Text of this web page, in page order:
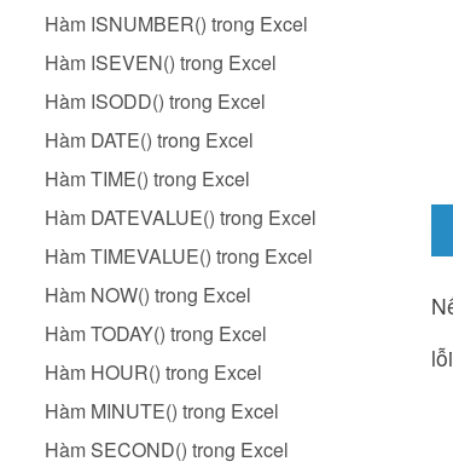
Hàm ISNUMBER() trong Excel
Hàm ISEVEN() trong Excel
Hàm ISODD() trong Excel
Hàm DATE() trong Excel
Hàm TIME() trong Excel
Hàm DATEVALUE() trong Excel
Hàm TIMEVALUE() trong Excel
Hàm NOW() trong Excel
Hàm TODAY() trong Excel
Hàm HOUR() trong Excel
Hàm MINUTE() trong Excel
Hàm SECOND() trong Excel